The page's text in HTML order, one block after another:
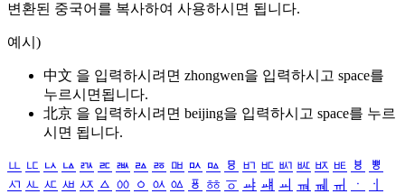
변환된 중국어를 복사하여 사용하시면 됩니다.
예시)
中文 을 입력하시려면 zhongwen을 입력하시고 space를
누르시면됩니다.
北京 을 입력하시려면 beijing을 입력하시고 space를 누르
시면 됩니다.
ㅥ ㅦ ㅧ ㅨ ㅩ ㅪ ㅫ ㅬ ㅭ ㅮ ㅯ ㅰ ㅱ ㅲ ㅳ ㅴ ㅵ ㅶ ㅷ ㅸ
ㅹ
ㅺ ㅻ ㅼ ㅽ ㅾ ㅿ ㆀ ㆁ ㆂ ㆃ ㆄ ㆅ ㆆ ㆇ ㆈ ㆉ ㆊ ㆋ ㆌ ㆍ
ㆎ